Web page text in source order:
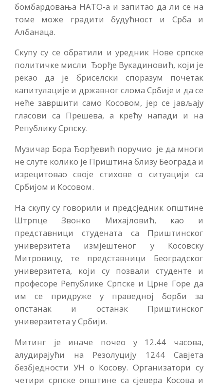
бомбардовања НАТО-а и запитао да ли се на
томе може градити будућност и Срба и
Албанаца.
Скупу су се обратили и уредник Нове српске
политичке мисли Ђорђе Вукадиновић, који је
рекао да је бриселски споразум почетак
капитулације и државног слома Србије и да се
неће завршити само Косовом, јер се јављају
гласови са Прешева, а крећу напади и на
Републику Српску.
Музичар Бора Ђорђевић поручио је да многи
не слуте колико је Приштина близу Београда и
изрецитовао своје стихове о ситуацији са
Србијом и Косовом.
На скупу су говорили и предсједник општине
Штрпце Звонко Михајловић, као и
представници студената са Приштинског
универзитета измјештеног у Косовску
Митровицу, те представници Београдског
универзитета, који су позвали студенте и
професоре Републике Српске и Црне Горе да
им се придруже у праведној борби за
опстанак и останак Приштинског
универзитета у Србији.
Митинг је иначе почео у 12.44 часова,
алудирајући на Резолуцију 1244 Савјета
безбједности УН о Косову. Организатори су
четири српске општине са сјевера Косова и